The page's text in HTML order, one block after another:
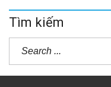
Tìm kiếm